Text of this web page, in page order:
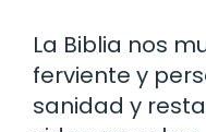
La Biblia nos
ferviente y
sanidad y